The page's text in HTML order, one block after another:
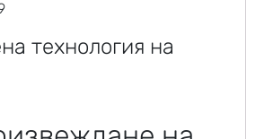
технология на